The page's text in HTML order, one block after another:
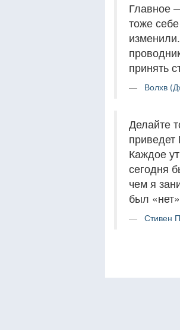
Главное
тоже
принять
Волхв
Делайте
приведет
Каждое
сегодня
чем я
был
Стивен